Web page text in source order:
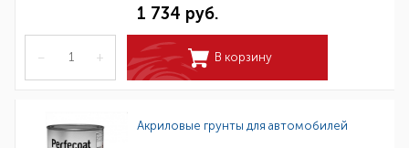
1 734 руб.
– + В корзину
Акриловые грунты для автомобилей